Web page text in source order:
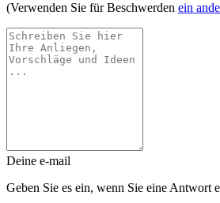
(Verwenden Sie für Beschwerden ein
Deine e-mail
Geben Sie es ein, wenn Sie eine Antwort